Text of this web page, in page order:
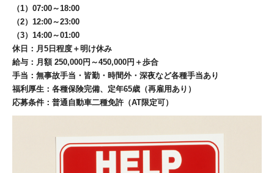
（1）07:00～18:00
（2）12:00～23:00
（3）14:00～01:00
休日：月5日程度＋明け休み
給与：月額 250,000円～450,000円＋歩合
手当：無事故手当・皆勤・時間外・深夜など各種手当あり
福利厚生：各種保険完備、定年65歳（再雇用あり）
応募条件：普通自動車二種免許（AT限定可）